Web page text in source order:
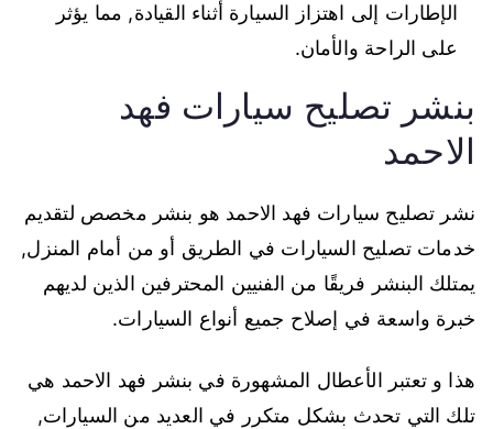
الإطارات إلى اهتزاز السيارة أثناء القيادة, مما يؤثر
على الراحة والأمان.
بنشر تصليح سيارات فهد
الاحمد
نشر تصليح سيارات فهد الاحمد هو بنشر مخصص لتقديم
خدمات تصليح السيارات في الطريق أو من أمام المنزل,
يمتلك البنشر فريقًا من الفنيين المحترفين الذين لديهم
خبرة واسعة في إصلاح جميع أنواع السيارات.
هذا و تعتبر الأعطال المشهورة في بنشر فهد الاحمد هي
تلك التي تحدث بشكل متكرر في العديد من السيارات,